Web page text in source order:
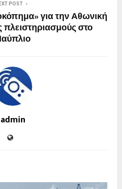
POST
για την Αθωνική
πλειστηριασμούς στο
admin